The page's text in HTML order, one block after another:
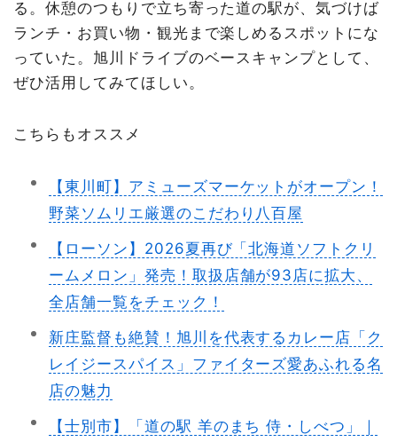
る。休憩のつもりで立ち寄った道の駅が、気づけば
ランチ・お買い物・観光まで楽しめるスポットにな
っていた。旭川ドライブのベースキャンプとして、
ぜひ活用してみてほしい。
こちらもオススメ
【東川町】アミューズマーケットがオープン！
野菜ソムリエ厳選のこだわり八百屋
【ローソン】2026夏再び「北海道ソフトクリ
ームメロン」発売！取扱店舗が93店に拡大、
全店舗一覧をチェック！
新庄監督も絶賛！旭川を代表するカレー店「ク
レイジースパイス」ファイターズ愛あふれる名
店の魅力
【士別市】「道の駅 羊のまち 侍・しべつ」｜